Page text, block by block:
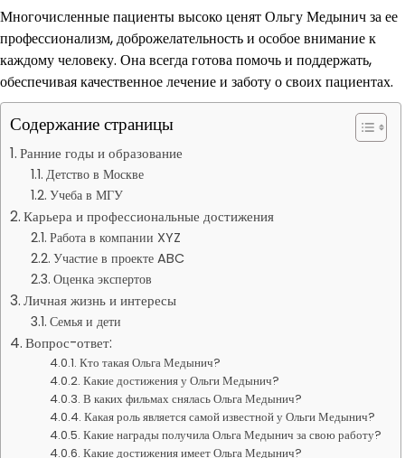
Многочисленные пациенты высоко ценят Ольгу Медынич за ее
профессионализм, доброжелательность и особое внимание к
каждому человеку. Она всегда готова помочь и поддержать,
обеспечивая качественное лечение и заботу о своих пациентах.
Содержание страницы
Ранние годы и образование
Детство в Москве
Учеба в МГУ
Карьера и профессиональные достижения
Работа в компании XYZ
Участие в проекте ABC
Оценка экспертов
Личная жизнь и интересы
Семья и дети
Вопрос-ответ:
Кто такая Ольга Медынич?
Какие достижения у Ольги Медынич?
В каких фильмах снялась Ольга Медынич?
Какая роль является самой известной у Ольги Медынич?
Какие награды получила Ольга Медынич за свою работу?
Какие достижения имеет Ольга Медынич?